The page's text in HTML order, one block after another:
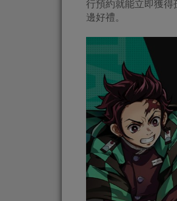
行預約就能立即獲得
邊好禮。